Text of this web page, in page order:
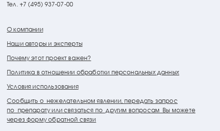
О компании
Наши авторы и эксперты
Почему этот проект важен?
Политика в отношении обработки персональных данных
Условия использования
Сообщить о нежелательном явлении, передать запрос
по препарату или связаться по другим вопросам Вы можете
через форму обратной связи
Тел. +7 (495) 937-07-00